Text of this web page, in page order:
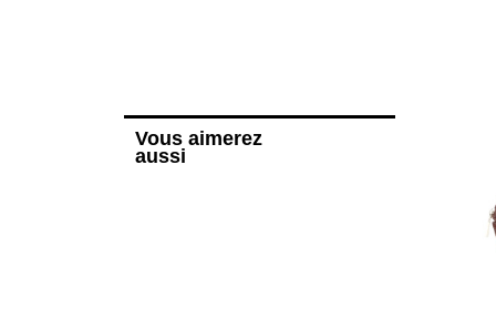
Vous aimerez
aussi